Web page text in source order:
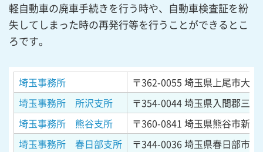
軽自動車の廃車手続きを行う時や、自動車検査証を紛
失してしまった時の再発行等を行うことができるとこ
ろです。
埼玉事務所 〒362-0055 埼玉県上尾市大
埼玉事務所 所沢支所
〒354-0044埼玉県入間郡三
埼玉事務所 熊谷支所
〒360-0841 埼玉県熊谷市新
埼玉事務所 春日部支所
〒344-0036埼玉県春日部市